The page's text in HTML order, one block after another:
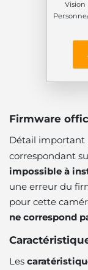
Firmware
Détail important
correspondant
impossible à
une erreur du
pour cette
ne correspond
Les